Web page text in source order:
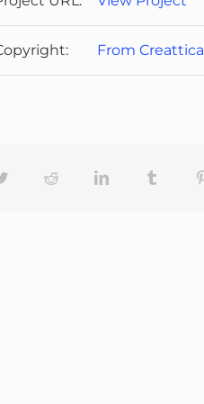
From Creattica
Twitter Reddit LinkedIn Tumblr